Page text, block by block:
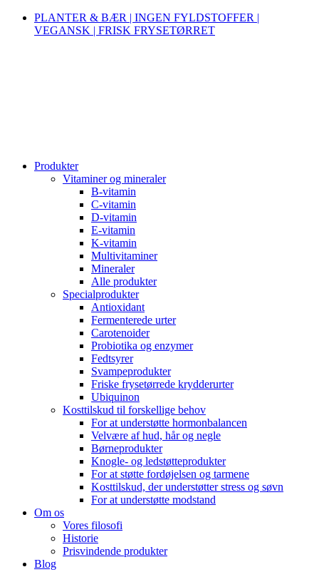
PLANTER & BÆR | INGEN FYLDSTOFFER |
VEGANSK | FRISK FRYSETØRRET
Produkter
Vitaminer og mineraler
B-vitamin
C-vitamin
D-vitamin
E-vitamin
K-vitamin
Multivitaminer
Mineraler
Alle produkter
Specialprodukter
Antioxidant
Fermenterede urter
Carotenoider
Probiotika og enzymer
Fedtsyrer
Svampeprodukter
Friske frysetørrede krydderurter
Ubiquinon
Kosttilskud til forskellige behov
For at understøtte hormonbalancen
Velvære af hud, hår og negle
Børneprodukter
Knogle- og ledstøtteprodukter
For at støtte fordøjelsen og tarmene
Kosttilskud, der understøtter stress og søvn
For at understøtte modstand
Om os
Vores filosofi
Historie
Prisvindende produkter
Blog